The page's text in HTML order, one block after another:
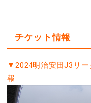
チケット情報
▼ 2024明治安田J3リ
報